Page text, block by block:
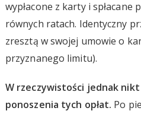
wypłacone z karty i spłacane
równych ratach. Identyczny
zresztą w swojej umowie o
przyznanego limitu).
W rzeczywistości jednak nikt
ponoszenia tych opłat. Po